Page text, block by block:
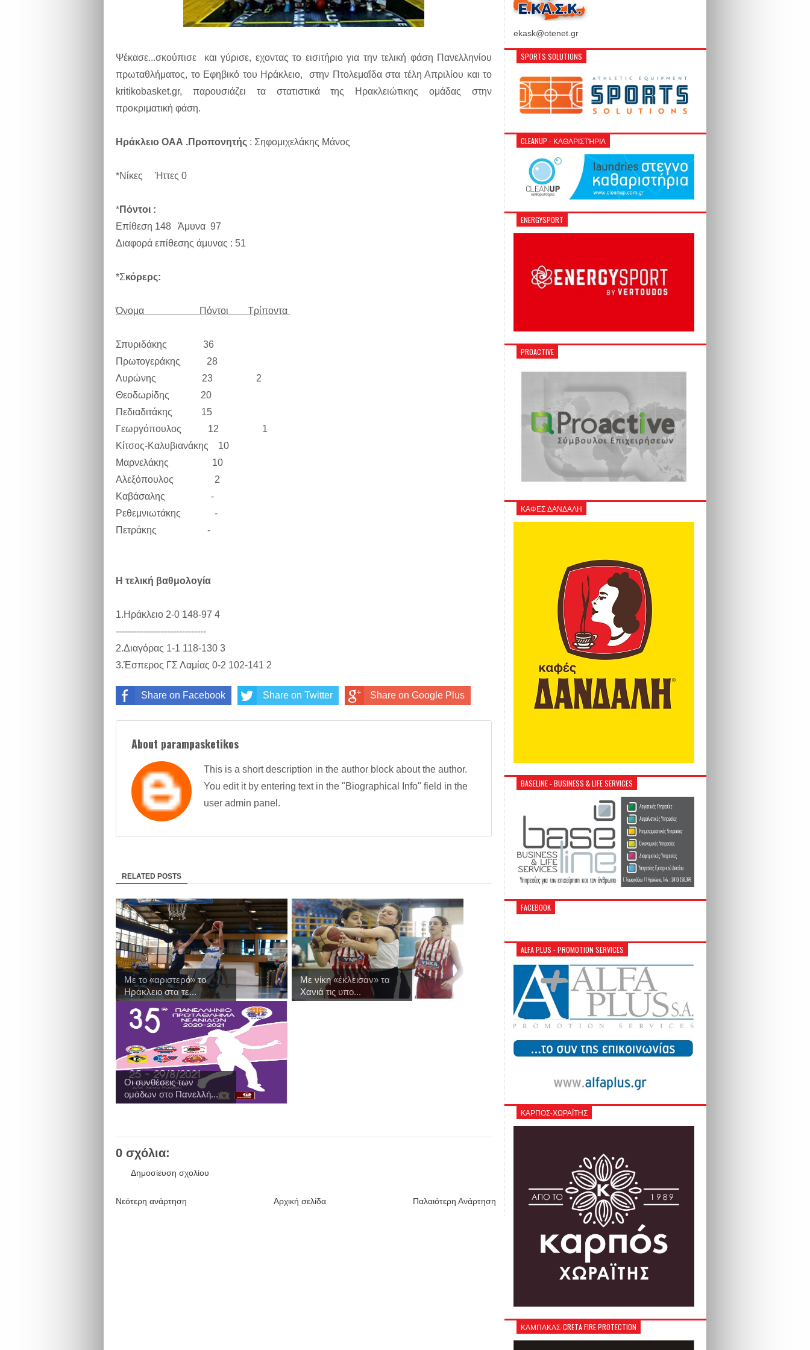
Ψέκασε...σκούπισε και γύρισε, εχοντας το εισιτήριο για την τελική φάση Πανελληνίου
πρωταθλήματος, το Εφηβικό του Ηράκλειο, στην Πτολεμαΐδα στα τέλη Απριλίου και το
kritikobasket.gr, παρουσιάζει τα στατιστικά της Ηρακλειώτικης ομάδας στην
προκριματική φάση.
Ηράκλειο ΟΑΑ .Προπονητής : Σηφομιχελάκης Μάνος
*Νίκες Ήττες 0
*Πόντοι :
Επίθεση 148 Άμυνα 97
Διαφορά επίθεσης άμυνας : 51
*Σκόρερς:
Όνομα Πόντοι Τρίποντα
Σπυριδάκης 36
Πρωτογεράκης 28
Λυρώνης 23 2
Θεοδωρίδης 20
Πεδιαδιτάκης 15
Γεωργόπουλος 12 1
Κίτσος-Καλυβιανάκης 10
Μαρνελάκης 10
Αλεξόπουλος 2
Καβάσαλης -
Ρεθεμνιωτάκης -
Πετράκης -
Η τελική βαθμολογία
1.Ηράκλειο 2-0 148-97 4
------------------------------
2.Διαγόρας 1-1 118-130 3
3.Έσπερος ΓΣ Λαμίας 0-2 102-141 2
Share on Facebook Share on Twitter Share on Google Plus
About parampasketikos
This is a short description in the author block about the author.
You edit it by entering text in the "Biographical Info" field in the
user admin panel.
RELATED POSTS
Με το «αριστερό» το
Ηράκλειο στα τε...
Με νίκη «έκλεισαν» τα
Χανιά τις υπο...
Οι συνθέσεις των
ομάδων στο Πανελλή...
0 σχόλια:
Δημοσίευση σχολίου
Νεότερη ανάρτηση Παλαιότερη Ανάρτηση
Αρχική σελίδα
ekask@otenet.gr
SPORTS SOLUTIONS
CLEANUP - ΚΑΘΑΡΙΣΤΉΡΙΑ
ENERGYSPORT
PROACTIVE
ΚΑΦΕΣ ΔΑΝΔΑΛΗ
BASELINE - BUSINESS & LIFE SERVICES
FACEBOOK
ALFA PLUS - PROMOTION SERVICES
ΚΑΡΠΟΣ-ΧΩΡΑΪΤΗΣ
ΚΑΜΠΑΚΑΣ-CRETA FIRE PROTECTION